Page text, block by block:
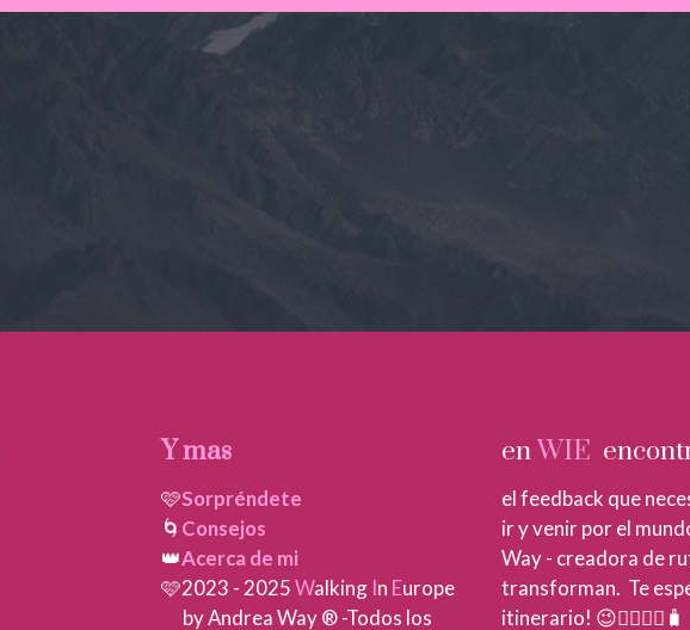
Y mas
🩷Sorpréndete
🌀 Consejos
👑Acerca de mi
🩷2023 - 2025Walking In Europe
by Andrea Way ® -Todos los
en WIE
el feedback que
ir y venir por el
Way - creadora de
transforman. Te
itinerario! 😉🚶‍♀️🚶‍♂️🧳